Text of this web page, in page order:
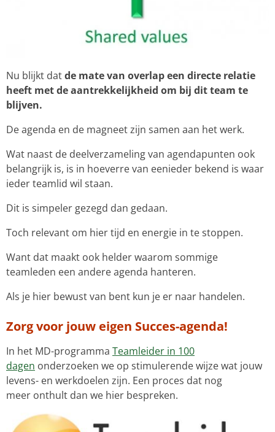
Nu blijkt datde mate van overlap een directe relatie
heeft met de aantrekkelijkheid om bij dit team te
blijven.
De agenda en de magneet zijn samen aan het werk.
Wat naast de deelverzameling van agendapunten ook
belangrijk is, is in hoeverre van eenieder bekend is waar
ieder teamlid wil staan.
Dit is simpeler gezegd dan gedaan.
Toch relevant om hier tijd en energie in te stoppen.
Want dat maakt ook helder waarom sommige
teamleden een andere agenda hanteren.
Als je hier bewust van bent kun je er naar handelen.
Zorg voor jouw eigen Succes-agenda!
In het MD-programma Teamleider in 100
dagen onderzoeken we op stimulerende wijze wat jouw
levens- en werkdoelen zijn. Een proces dat nog
meer onthult dan we hier bespreken.